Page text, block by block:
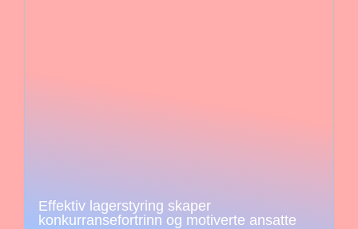
Effektiv lagerstyring skaper
konkurransefortrinn og motiverte ansatte